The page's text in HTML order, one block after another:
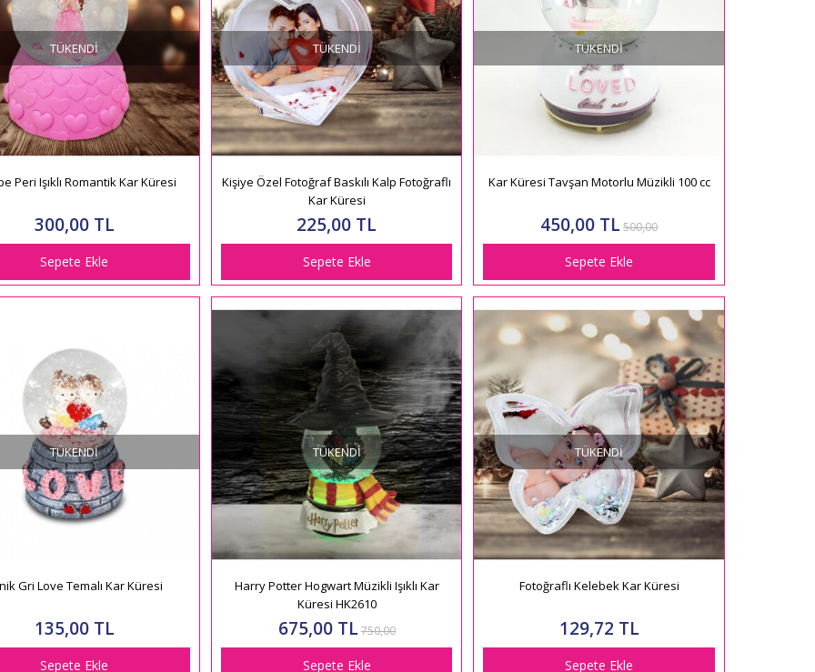
TÜKENDI
Peri Işıklı Romantik Kar Küresi
300,00 TL
Sepete Ekle
TÜKENDI
Kişiye Özel Fotoğraf Baskılı Kalp Fotoğraflı
Kar Küresi
225,00 TL
Sepete Ekle
TÜKENDI
Kar Küresi Tavşan Motorlu Müzikli 100 cc
450,00 TL 500,00
Sepete Ekle
TÜKENDI
Gri Love Temalı Kar Küresi
135,00 TL
Sepete Ekle
TÜKENDI
Harry Potter Hogwart Müzikli Işıklı Kar
Küresi HK2610
675,00 TL 750,00
Sepete Ekle
TÜKENDI
Fotoğraflı Kelebek Kar Küresi
129,72 TL
Sepete Ekle